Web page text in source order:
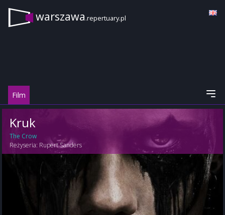
warszawa.repertuary.pl
Film
Kruk
The Crow
Reżyseria: Rupert Sanders